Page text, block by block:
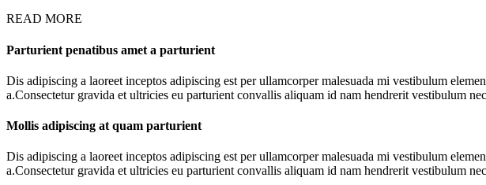
READ MORE
Parturient penatibus amet a parturient
Dis adipiscing a laoreet inceptos adipiscing est per ullamcorper malesuada mi vestibulum
a.Consectetur gravida et ultricies eu parturient convallis aliquam id nam hendrerit vestibulum
Mollis adipiscing at quam parturient
Dis adipiscing a laoreet inceptos adipiscing est per ullamcorper malesuada mi vestibulum
a.Consectetur gravida et ultricies eu parturient convallis aliquam id nam hendrerit vestibulum